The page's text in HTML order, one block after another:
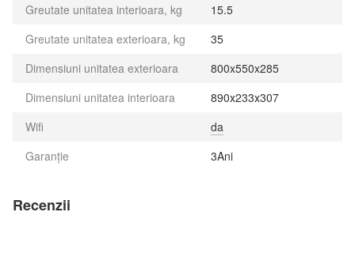
Greutate unitatea interioara, kg
15.5
Greutate unitatea exterioara, kg
35
Dimensiuni unitatea exterioara
800x550x285
Dimensiuni unitatea interioara
890х233х307
Wifi
da
Garanție
3Ani
Recenzii